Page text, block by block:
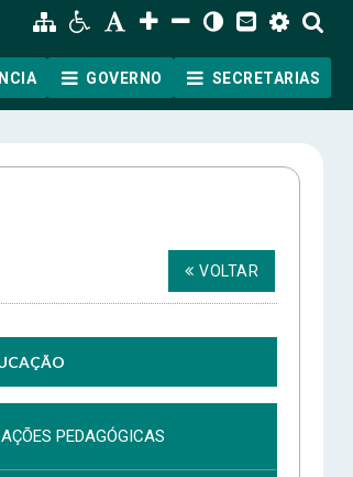
GOVERNO SECRETARIAS
VOLTAR
AÇÕES PEDAGÓGICAS